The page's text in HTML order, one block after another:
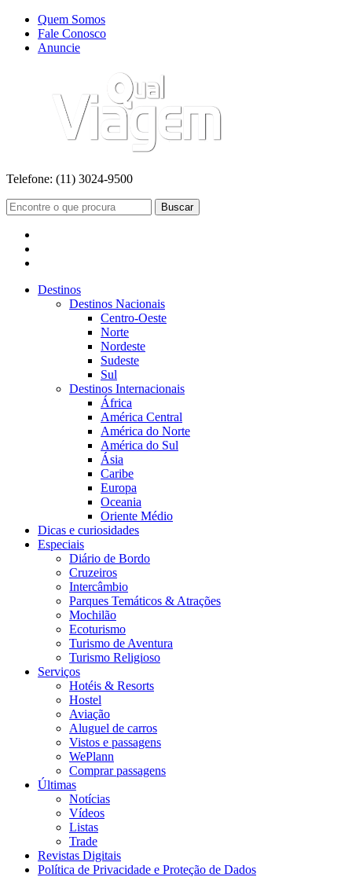
Quem Somos
Fale Conosco
Anuncie
Telefone: (11) 3024-9500
Buscar
Destinos
Destinos Nacionais
Centro-Oeste
Norte
Nordeste
Sudeste
Sul
Destinos Internacionais
África
América Central
América do Norte
América do Sul
Ásia
Caribe
Europa
Oceania
Oriente Médio
Dicas e curiosidades
Especiais
Diário de Bordo
Cruzeiros
Intercâmbio
Parques Temáticos & Atrações
Mochilão
Ecoturismo
Turismo de Aventura
Turismo Religioso
Serviços
Hotéis & Resorts
Hostel
Aviação
Aluguel de carros
Vistos e passagens
WePlann
Comprar passagens
Últimas
Notícias
Vídeos
Listas
Trade
Revistas Digitais
Política de Privacidade e Proteção de Dados